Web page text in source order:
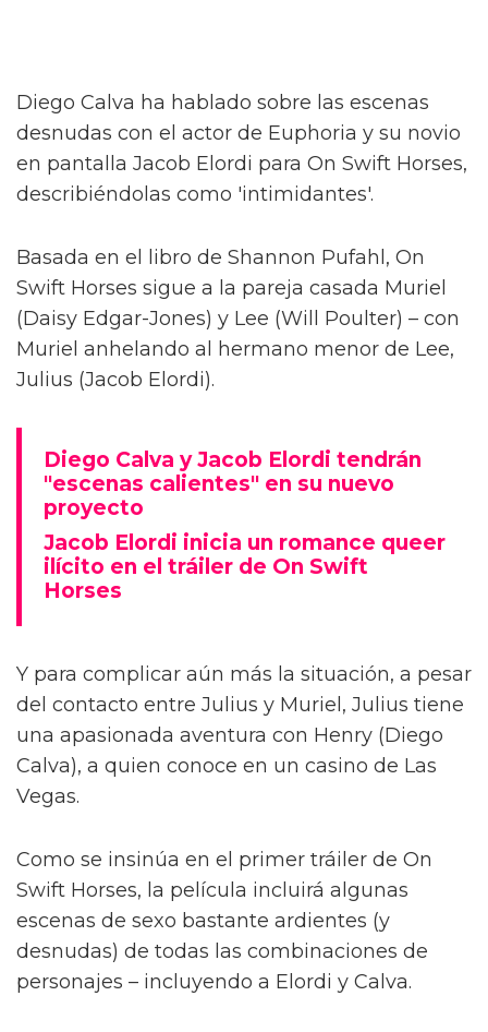
Diego Calva ha hablado sobre las escenas
desnudas con el actor de Euphoria y su novio
en pantalla Jacob Elordi para On Swift Horses,
describiéndolas como 'intimidantes'.
Basada en el libro de Shannon Pufahl, On
Swift Horses sigue a la pareja casada Muriel
(Daisy Edgar-Jones) y Lee (Will Poulter) – con
Muriel anhelando al hermano menor de Lee,
Julius (Jacob Elordi).
Diego Calva y Jacob Elordi tendrán
"escenas calientes" en su nuevo
proyecto
Jacob Elordi inicia un romance queer
ilícito en el tráiler de On Swift
Horses
Y para complicar aún más la situación, a pesar
del contacto entre Julius y Muriel, Julius tiene
una apasionada aventura con Henry (Diego
Calva), a quien conoce en un casino de Las
Vegas.
Como se insinúa en el primer tráiler de On
Swift Horses, la película incluirá algunas
escenas de sexo bastante ardientes (y
desnudas) de todas las combinaciones de
personajes – incluyendo a Elordi y Calva.